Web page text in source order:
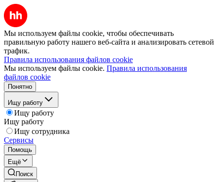
Мы используем файлы cookie, чтобы обеспечивать
правильную работу нашего веб-сайта и анализировать сетевой
трафик.
Правила использования файлов cookie
Мы используем файлы cookie. Правила использования
файлов cookie
Понятно
Ищу работу
Ищу работу
Ищу работу
Ищу сотрудника
Сервисы
Помощь
Ещё
Поиск